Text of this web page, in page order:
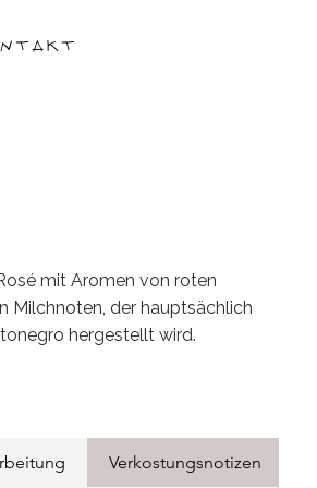
mit Aromen von roten
Milchnoten, der hauptsächlich
hergestellt wird.
Verkostungsnotizen